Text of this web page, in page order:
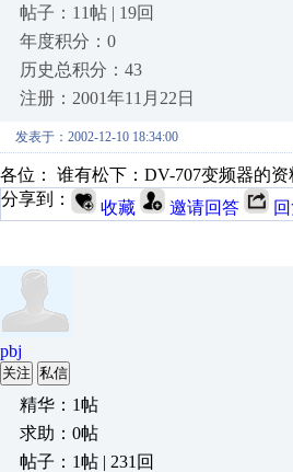
帖子：11帖 | 19回
年度积分：0
历史总积分：43
注册：2001年11月22日
发表于：2002-12-10 18:34:00
各位： 谁有松下：DV-707变频器的
分享到：
收藏 邀请回答
pbj
关注 私信
精华：1帖
求助：0帖
帖子：1帖 | 231回